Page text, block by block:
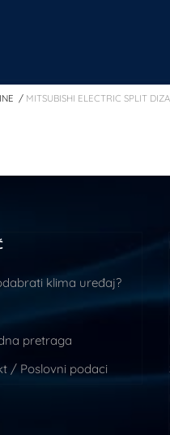
MITSUBISHI ELECTRIC SPLIT
klima uređaj?
pretraga
/ Poslovni podaci